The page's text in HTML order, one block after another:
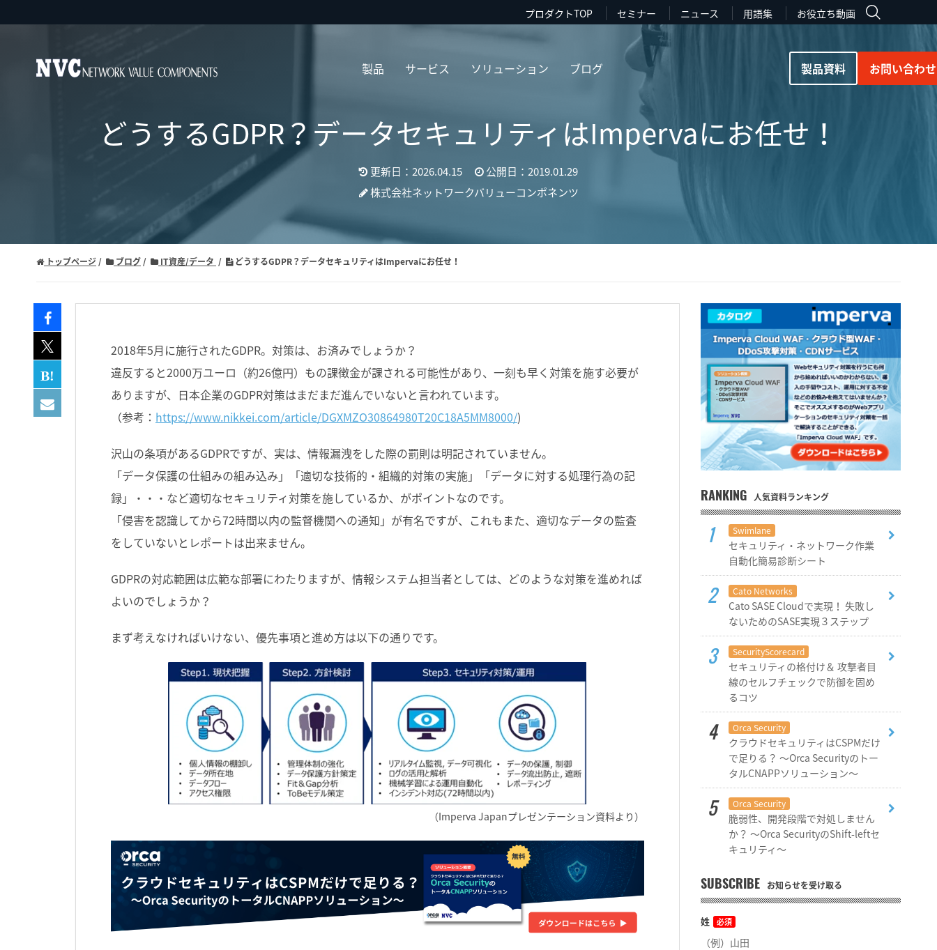
プロダクトTOP セミナー ニュース 用語集 お役立ち動画
製品 サービス ソリューション ブログ 製品資料 お問い合わせ
どうするGDPR？データセキュリティはImpervaにお任せ！
更新日：2026.04.15
公開日：2019.01.29
株式会社ネットワークバリューコンポネンツ
トップページ ブログ IT資産/データ どうするGDPR？データセキュリティはImpervaにお任せ！
2018年5月に施行されたGDPR。対策は、お済みでしょうか？
違反すると2000万ユーロ（約26億円）もの課徴金が課される可能性があり、一刻も早く対策を施す必要が
ありますが、日本企業のGDPR対策はまだまだ進んでいないと言われています。
（参考： https://www.nikkei.com/article/DGXMZO30864980T20C18A5MM8000/)
沢山の条項があるGDPRですが、実は、情報漏洩をした際の罰則は明記されていません。
「データ保護の仕組みの組み込み」「適切な技術的・組織的対策の実施」「データに対する処理行為の記
録」・・・など適切なセキュリティ対策を施しているか、がポイントなのです。
「侵害を認識してから72時間以内の監督機関への通知」が有名ですが、これもまた、適切なデータの監査
をしていないとレポートは出来ません。
GDPRの対応範囲は広範な部署にわたりますが、情報システム担当者としては、どのような対策を進めれば
よいのでしょうか？
まず考えなければいけない、優先事項と進め方は以下の通りです。
（Imperva Japanプレゼンテーション資料より）
RANKING 人気資料ランキング
Swimlane
セキュリティ・ネットワーク作業
自動化簡易診断シート
Cato Networks
Cato SASE Cloudで実現！ 失敗し
ないためのSASE実現３ステップ
SecurityScorecard
セキュリティの格付け＆ 攻撃者目
線のセルフチェックで防御を固め
るコツ
Orca Security
クラウドセキュリティはCSPMだけ
で足りる？ ～Orca Securityのトー
タルCNAPPソリューション～
Orca Security
脆弱性、開発段階で対処しません
か？ ～Orca SecurityのShift-leftセ
キュリティ～
SUBSCRIBE お知らせを受け取る
姓 必須